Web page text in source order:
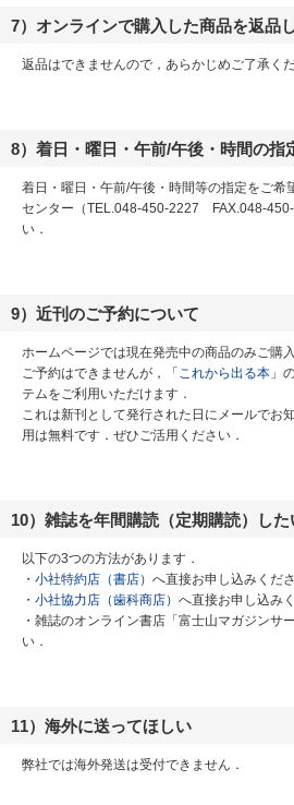
7）オンラインで購入した商品を返品
返品はできませんので，あらかじめご了承く
8）着日・曜日・午前/午後・時間の指
着日・曜日・午前/午後・時間等の指定をご
センター（TEL.048-450-2227 FAX.048-
い．
9）近刊のご予約について
ホームページでは現在発売中の商品のみご購
ご予約はできませんが，「 これから出る本 」
テムをご利用いただけます．
これは新刊として発行された日にメールでお
用は無料です．ぜひご活用ください．
10）雑誌を年間購読（定期購読）した
以下の3つの方法があります．
・ 小社特約店（書店） へ直接お申し込みくだ
・ 小社協力店（歯科商店） へ直接お申し込み
・雑誌のオンライン書店「富士山マガジンサ
い．
11）海外に送ってほしい
弊社では海外発送は受付できません．